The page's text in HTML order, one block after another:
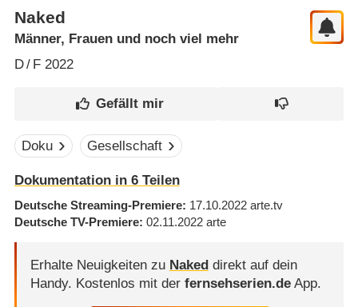
Naked
Männer, Frauen und noch viel mehr
D/ F2022
Doku Gesellschaft
Dokumentation in 6 Teilen
Deutsche Streaming-Premiere 17.10.2022 arte.tv
Deutsche TV-Premiere 02.11.2022 arte
Erhalte Neuigkeiten zu Naked direkt auf dein
Handy. Kostenlos mit der fernsehserien.deApp.